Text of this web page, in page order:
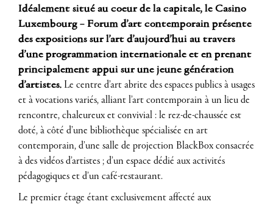
Idéalement situé au coeur de la capitale, le Casino
Luxembourg – Forum d’art contemporain présente
des expositions sur l’art d’aujourd’hui au travers
d’une programmation internationale et en prenant
principalement appui sur une jeune génération
d’artistes. Le centre d’art abrite des espaces publics à usages
et à vocations variés, alliant l’art contemporain à un lieu de
rencontre, chaleureux et convivial : le rez-de-chaussée est
doté, à côté d’une bibliothèque spécialisée en art
contemporain, d’une salle de projection BlackBox consacrée
à des vidéos d’artistes ; d’un espace dédié aux activités
pédagogiques et d’un café-restaurant.
Le premier étage étant exclusivement affecté aux